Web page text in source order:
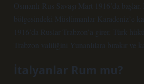
Osmanlı-Rus Savaşı Mart 1916’da
bölgesindeki Müslümanlar Karadeniz’e
1916’da Ruslar Trabzon’a girer. Türk
Trabzon valiliğini Yunanlılara bırakır ve
İtalyanlar Rum mu?